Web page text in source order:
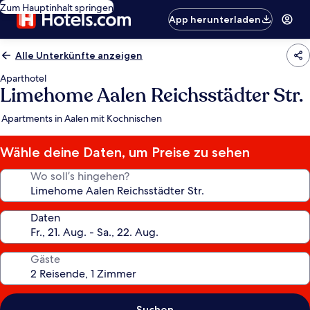
Zum Hauptinhalt springen
App herunterladen
Alle Unterkünfte anzeigen
Aparthotel
Limehome Aalen Reichsstädter Str.
Apartments in Aalen mit Kochnischen
Wähle deine Daten, um Preise zu sehen
Wo soll’s hingehen?
Daten
Gäste